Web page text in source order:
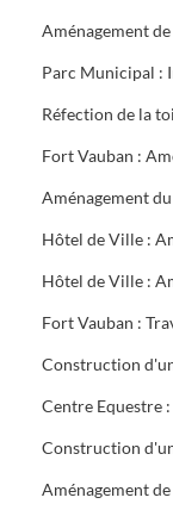
Réfection de la
Aménagement
Construction